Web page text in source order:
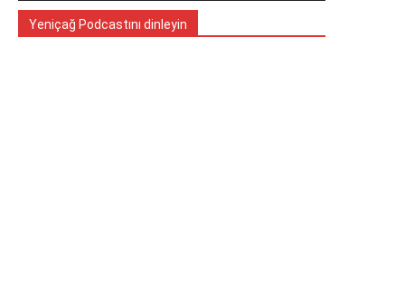
Yeniçağ Podcastını dinleyin